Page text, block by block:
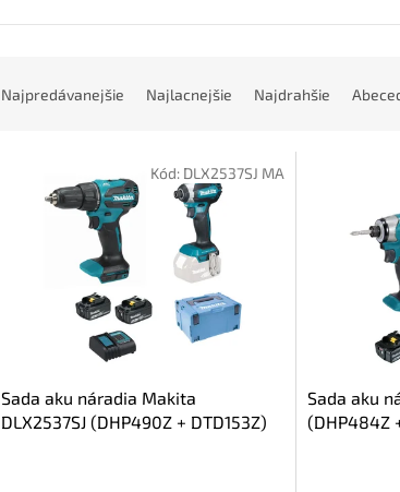
Najpredávanejšie Najlacnejšie Najdrahšie
Sada aku náradia Makita
DLX2537SJ (DHP490Z + DTD153Z)
Kód: DLX2537SJ MA
Sada aku
(DHP484Z